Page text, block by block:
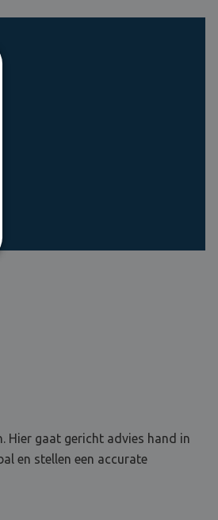
Hier gaat gericht advies hand in
en stellen een accurate